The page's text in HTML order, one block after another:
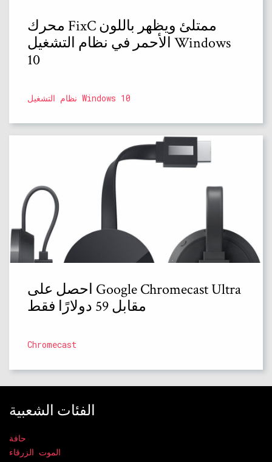
محرك FixC ممتلئ ويظهر باللون
الأحمر في نظام التشغيل Windows
10
نظام التشغيل Windows 10
احصل على Google Chromecast Ultra
مقابل 59 دولارًا فقط
Chromecast
الفئات الشعبية
حافة
الموت الزرقاء